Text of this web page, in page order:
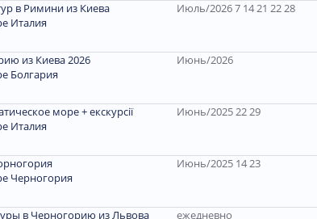
в Римини из Киева
Италия
Июль/2026 7 14 21 22 28
из Киева 2026
Болгария
Июнь/2026
море + екскурсії
Италия
Июнь/2025 22 29
Черногория
Июнь/2025 14 23
в Черногорию из Львова
ежедневно